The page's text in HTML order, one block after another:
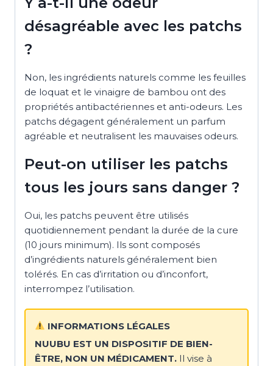
désagréable avec les patchs
?
Non, les ingrédients naturels comme les feuilles
de loquat et le vinaigre de bambou ont des
propriétés antibactériennes et anti-odeurs. Les
patchs dégagent généralement un parfum
agréable et neutralisent les mauvaises odeurs.
Peut-on utiliser les patchs
tous les jours sans danger ?
Oui, les patchs peuvent être utilisés
quotidiennement pendant la durée de la cure
(10 jours minimum). Ils sont composés
d’ingrédients naturels généralement bien
tolérés. En cas d’irritation ou d’inconfort,
interrompez l’utilisation.
INFORMATIONS LÉGALES
NUUBU EST UN DISPOSITIF DE BIEN-
ÊTRE, NON UN MÉDICAMENT. Il vise à